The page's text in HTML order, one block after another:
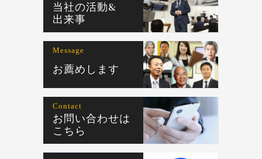
当社の活動&
出来事
Message
お薦めします
Contact
お問い合わせは
こちら